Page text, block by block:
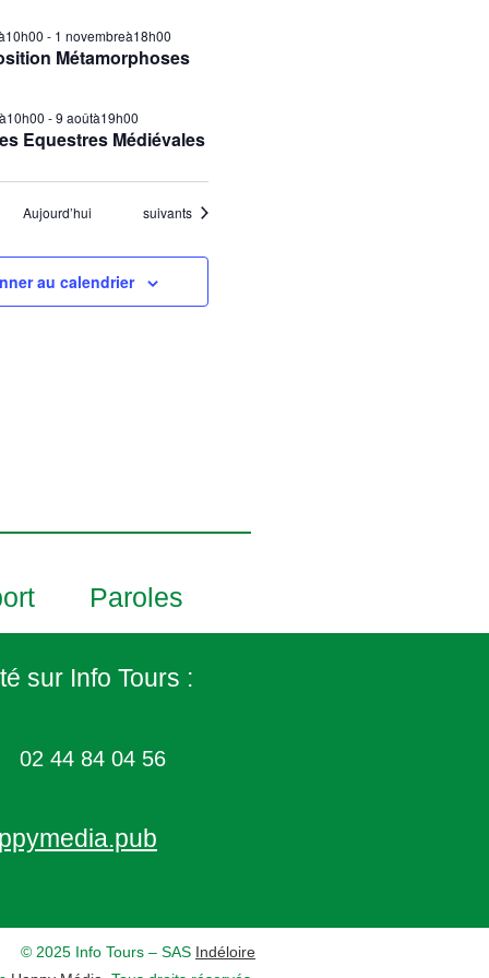
Métamorphoses
- 1 novembreà18h00
Equestres Médiévales
-9 aoûtà19h00
Aujourd’hui Évènements
suivants
au calendrier
Paroles
sur Info Tours :
02 44 84 04 56
© 2025 Info Tours – SAS Indéloire